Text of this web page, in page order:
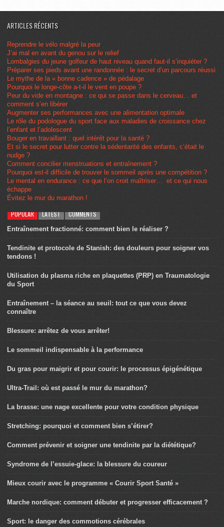
ARTICLES RÉCENTS
Reprendre le vélo malgré la peur
J’ai mal en avant du genou sur le relief
Lombalgies du jeune golfeur de haut niveau quand faut-il s’inquiéter ?
Préparer ses pieds avant une randonnée : le secret d’un parcours réussi
Le mythe de la « bonne cadence » de pédalage
Pourquoi le longe-côte a-t-il le vent en poupe ?
Peur du vide en montagne : ce qui se passe dans le cerveau… et
comment s’en libérer
Augmenter ses performances avec une alimentation optimale
Le rôle du podologue du sport face aux maladies de croissance chez
l’enfant et l’adolescent
Bouger en travaillant : quel intérêt pour la santé ?
Et si le secret pour lutter contre la sédentarité des enfants, c’était le
nudge ?
Comment concilier menstruations et entraînement ?
Pourquoi est-il difficile de trouver le sommeil après une compétition ?
Le mental en endurance : ce que l’on croit maîtriser… et ce qui nous
échappe
Évitez le mur du marathon !
POPULAR LATEST COMMENTS
Entraînement fractionné: comment bien le réaliser ?
Tendinite et protocole de Stanish: des douleurs pour soigner vos
tendons !
Utilisation du plasma riche en plaquettes (PRP) en Traumatologie
du Sport
Entraînement – la séance au seuil: tout ce que vous devez
connaître
Blessure: arrêtez de vous arrêter!
Le sommeil indispensable à la performance
Du gras pour maigrir et pour courir: le processus épigénétique
Ultra-Trail: où est passé le mur du marathon?
La brasse: une nage excellente pour votre condition physique
Stretching: pourquoi et comment bien s’étirer?
Comment prévenir et soigner une tendinite par la diététique?
Syndrome de l’essuie-glace: la blessure du coureur
Mieux courir avec le programme « Courir Sport Santé »
Marche nordique: comment débuter et progresser efficacement ?
Sport: le danger des commotions cérébrales